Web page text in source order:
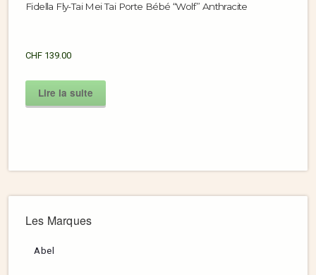
Fidella Fly-Tai Mei Tai Porte Bébé “Wolf” Anthracite
CHF 139.00
Lire la suite
Les Marques
Abel